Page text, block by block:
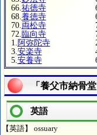
66. 祐徳寺
68. 養徳寺
70. 両松寺
72. 臨向寺
1. 阿弥陀寺
3. 安楽寺
5. 安養寺
「養父市納骨
英語
【英語】 ossuary